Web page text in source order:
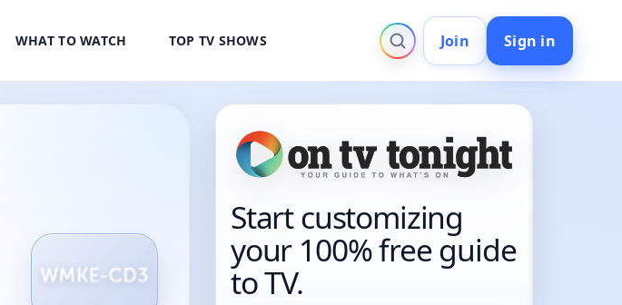
WHAT TO WATCH TOP TV SHOWS Join Sign in
Start customizing
your 100% free guide
to TV.